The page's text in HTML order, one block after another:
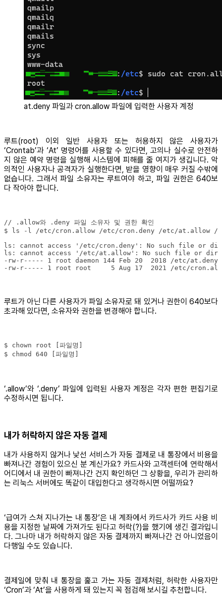
at.deny 파일과 cron.allow 파일에 입력한 사용자 계정
루트(root) 이외 일반 사용자 또는 허용하지 않은 사용자가
‘Crontab’과 ‘At’ 명령어를 사용할 수 있다면, 고의나 실수로 안전하
지 않은 예약 명령을 실행해 시스템에 피해를 줄 여지가 생깁니다. 악
의적인 사용자나 공격자가 실행한다면, 받을 영향이 매우 커질 수밖에
없습니다. 그래서 파일 소유자는 루트여야 하고, 파일 권한은 640보
다 작아야 합니다.
-rw-r----- 1 root root     5 Aug 17  2021 /etc/
루트가 아닌 다른 사용자가 파일 소유자로 돼 있거나 권한이 640보다
초과해 있다면, 소유자와 권한을 변경해야 합니다.
$ chmod 640 [파일명]
‘.allow’와 ‘.deny’ 파일에 입력된 사용자 계정은 각자 편한 편집기로
수정하시면 됩니다.
내가 허락하지 않은 자동 결제
내가 사용하지 않거나 낯선 서비스가 자동 결제로 내 통장에서 비용을
빠져나간 경험이 있으신 분 계신가요? 카드사와 고객센터에 연락해서
어디에서 내 권한이 빠져나간 건지 확인하던 그 상황을, 우리가 관리하
는 리눅스 서버에도 똑같이 대입한다고 생각하시면 어떨까요?
‘급여가 스쳐 지나가는 내 통장’은 내 계좌에서 카드사가 카드 사용 비
용을 지정한 날짜에 가져가도 된다고 허락(?)을 했기에 생긴 결과입니
다. 그나마 내가 허락하지 않은 자동 결제까지 빠져나간 건 아니었음이
다행일 수도 있습니다.
결제일에 맞춰 내 통장을 훑고 가는 자동 결제처럼, 허락한 사용자만
‘Cron’과 ‘At’을 사용하게 돼 있는지 꼭 점검해 보시길 추천합니다.